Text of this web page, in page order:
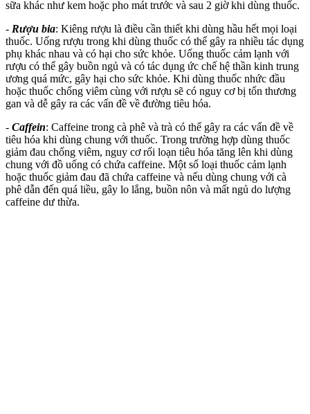
sữa khác như kem hoặc pho mát trước và sau 2 giờ khi dùng thuốc.
- Rượu bia: Kiêng rượu là điều cần thiết khi dùng hầu hết mọi loại
thuốc. Uống rượu trong khi dùng thuốc có thể gây ra nhiều tác dụng
phụ khác nhau và có hại cho sức khỏe. Uống thuốc cảm lạnh với
rượu có thể gây buồn ngủ và có tác dụng ức chế hệ thần kinh trung
ương quá mức, gây hại cho sức khỏe. Khi dùng thuốc nhức đầu
hoặc thuốc chống viêm cùng với rượu sẽ có nguy cơ bị tổn thương
gan và dễ gây ra các vấn đề về đường tiêu hóa.
- Caffein: Caffeine trong cà phê và trà có thể gây ra các vấn đề về
tiêu hóa khi dùng chung với thuốc. Trong trường hợp dùng thuốc
giảm đau chống viêm, nguy cơ rối loạn tiêu hóa tăng lên khi dùng
chung với đồ uống có chứa caffeine. Một số loại thuốc cảm lạnh
hoặc thuốc giảm đau đã chứa caffeine và nếu dùng chung với cà
phê dẫn đến quá liều, gây lo lắng, buồn nôn và mất ngủ do lượng
caffeine dư thừa.